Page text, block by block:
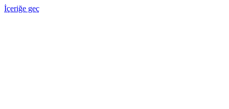
İçeriğe geç